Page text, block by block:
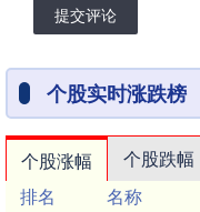
提交评论
个股实时涨跌榜
个股涨幅 个股跌幅
排名
名称